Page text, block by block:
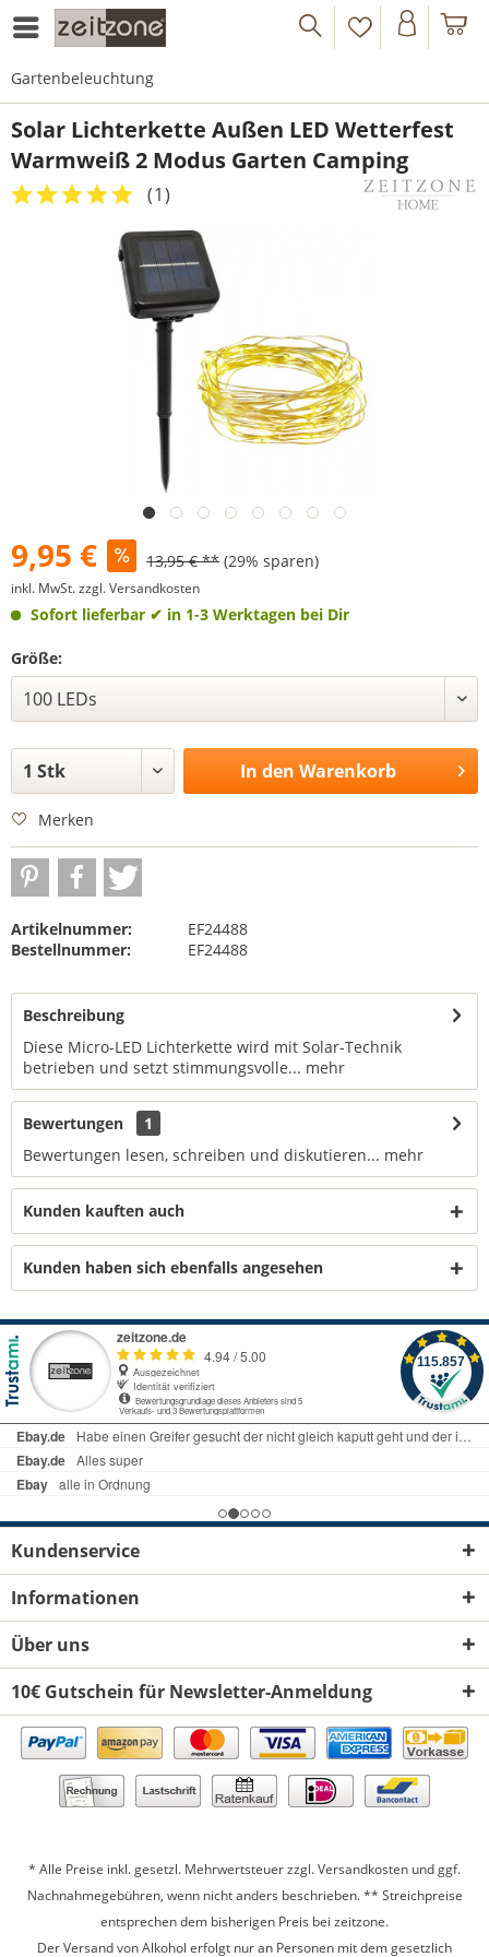
Gartenbeleuchtung
Solar Lichterkette Außen LED Wetterfest
Warmweiß 2 Modus Garten Camping
(1)
9,95 € 13,95 € ** (29% sparen)
inkl. MwSt.zzgl. Versandkosten
Sofort lieferbar ✔ in 1-3 Werktagen bei Dir
Größe:
In den Warenkorb
Merken
Artikelnummer:
EF24488
Bestellnummer:
EF24488
Beschreibung
Diese Micro-LED Lichterkette wird mit Solar-Technik
betrieben und setzt stimmungsvolle... mehr
Bewertungen
1
Bewertungen lesen, schreiben und diskutieren... mehr
Kunden kauften auch
Kunden haben sich ebenfalls angesehen
Kundenservice
Informationen
Über uns
10€ Gutschein für Newsletter-Anmeldung
* Alle Preise inkl. gesetzl. Mehrwertsteuer zzgl.Versandkosten und ggf.
Nachnahmegebühren, wenn nicht anders beschrieben. ** Streichpreise
entsprechen dem bisherigen Preis bei zeitzone.
Der Versand von Alkohol erfolgt nur an Personen mit dem gesetzlich